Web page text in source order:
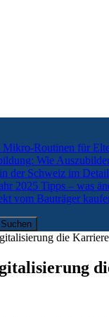
Mikro-Routinen für
Wie
der Schweiz im
2025 Tipps – was
vom Bauträger
die